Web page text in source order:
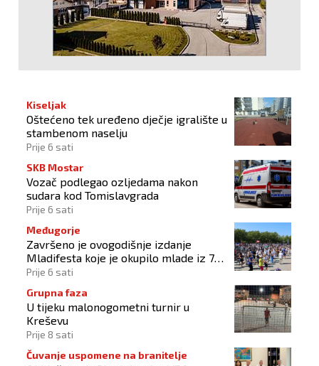
Kiseljak
Oštećeno tek uređeno dječje igralište u
stambenom naselju
Prije 6 sati
SKB Mostar
Vozač podlegao ozljedama nakon
sudara kod Tomislavgrada
Prije 6 sati
Međugorje
Završeno je ovogodišnje izdanje
Mladifesta koje je okupilo mlade iz 73
zemlje svijeta
Prije 6 sati
Grupna faza
U tijeku malonogometni turnir u
Kreševu
Prije 8 sati
Čuvanje uspomene na branitelje